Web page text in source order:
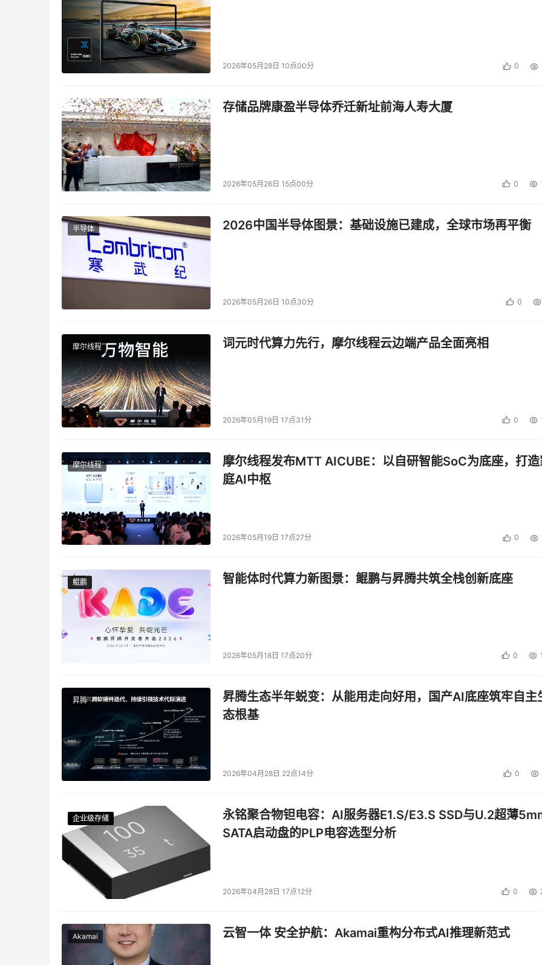
正是因为三星Neo QLED系列卓越的游戏性能，这款电视还获得了VDE颁发的游戏电视性能认证，这也是业内首款
VDE此项认证的电视产品，可见三星Neo QLED系列确实是玩家大屏开黑的优选之作。
在三星Neo QLED系列之外，玩家们也可选择正在热销中三星星翼QX2系列。作为一款重新定义了游戏电视的产品
星翼QX2系列同样拥有120Hz高刷新率，FreeSync Premium技术使游戏画面延迟时间低至5.8ms，搭配令人惊
星翼QX2系列让玩家享受流畅、激烈的大屏游戏体验
五一宅家度假娱乐的姿势丰富多彩，在三星Neo QLED系列的陪伴下，你既可以享受私人影院级别的大片观影，也
以与好友一起鏖战游戏世界，让假期多一分悠然自得。据悉，三星新款Neo QLED系列和三星星翼QX2系列均已
本文来源于DOIT传媒，文章内容仅供参考，不构成投资建议。
2026年05月28日 10点00分 0
存储品牌康盈半导体乔迁新址前海人寿大厦
2026年05月26日 15点00分 0
半导体 2026中国半导体图景：基础设施已建成，全球市场再平衡
2026年05月26日 10点30分 0
摩尔线程 词元时代算力先行，摩尔线程云边端产品全面亮相
2026年05月19日 17点31分 0
摩尔线程
摩尔线程发布MTT AICUBE：以自研智能SoC为底座，打
庭AI中枢
2026年05月19日 17点27分 0
鲲鹏
鲲鹏 智能体时代算力新图景：鲲鹏与昇腾共筑全栈创新底座
2026年05月18日 17点20分 0
昇腾
昇腾生态半年蜕变：从能用走向好用，国产AI底座筑牢自主
态根基
2026年04月28日 22点14分 0
企业级存储
企业级存储
企业级存储
企业级存储
永铭聚合物钽电容：AI服务器E1.S/E3.S SSD与U.2超薄
SATA启动盘的PLP电容选型分析
2026年04月28日 17点12分 0
Akamai 云智一体 安全护航：Akamai重构分布式AI推理新范式